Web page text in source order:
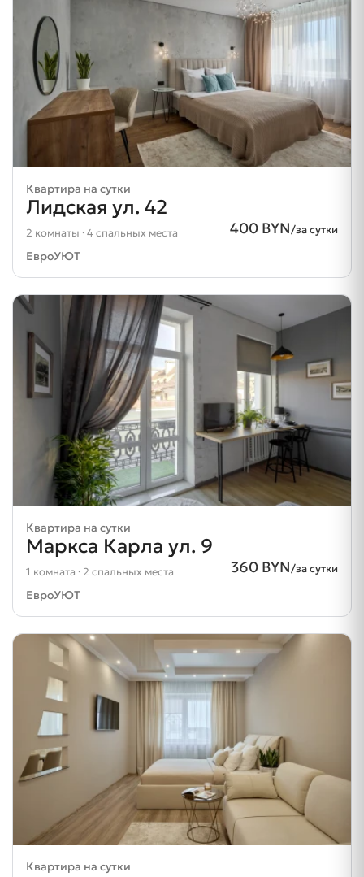
Квартира на сутки
Лидская ул. 42
400 BYN/за сутки
2 комнаты · 4 спальных места
ЕвроУЮТ
Квартира на сутки
Маркса Карла ул. 9
360 BYN/за сутки
1 комната · 2 спальных места
ЕвроУЮТ
Квартира на сутки